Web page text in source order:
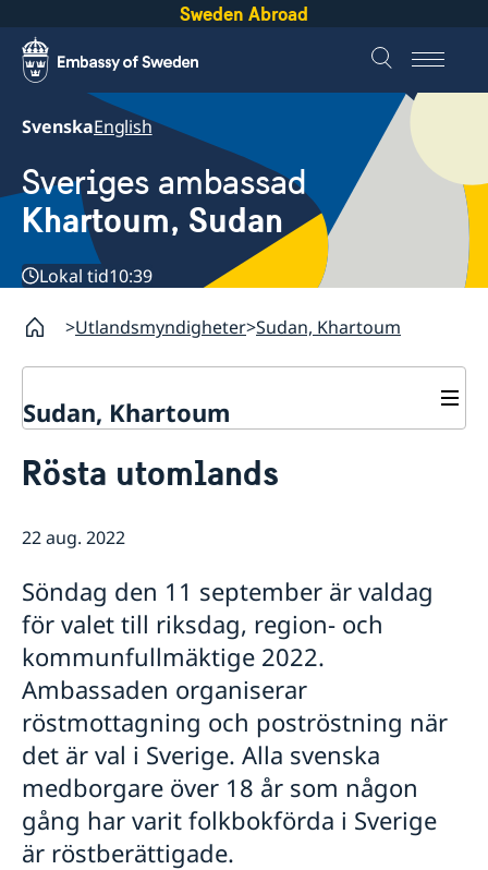
Sweden Abroad
SvenskaEnglish
Sveriges ambassad
Khartoum, Sudan
Lokal tid10:39
Utlandsmyndigheter Sudan, Khartoum
Sudan, Khartoum
Om oss
GDPR
Allmän information om Schengenviseringar
Information för beviljade viseringar
Rösta utomlands
22 aug. 2022
Söndag den 11 september är valdag
för valet till riksdag, region- och
kommunfullmäktige 2022.
Ambassaden organiserar
röstmottagning och poströstning när
det är val i Sverige. Alla svenska
medborgare över 18 år som någon
gång har varit folkbokförda i Sverige
är röstberättigade.